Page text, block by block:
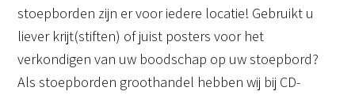
stoepborden zijn er voor iedere locatie! Gebruikt u
liever krijt(stiften) of juist posters voor het
verkondigen van uw boodschap op uw stoepbord?
Als stoepborden groothandel hebben wij bij CD-